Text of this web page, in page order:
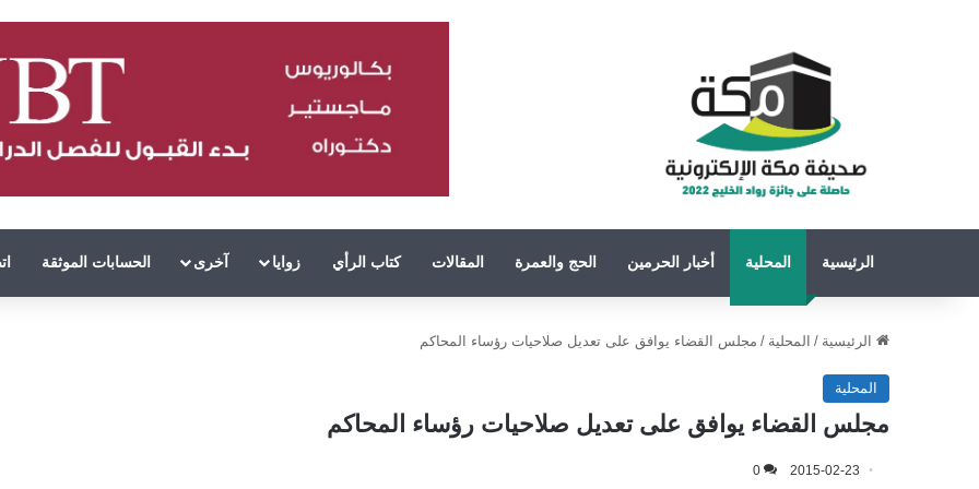
الرئيسية المحلية أخبار الحرمين الحج والعمرة المقالات كتاب الرأي زوايا آخرى الحسابات الموثقة
الرئيسية / المحلية / مجلس القضاء يوافق على تعديل صلاحيات رؤساء المحاكم
المحلية
مجلس القضاء يوافق على تعديل صلاحيات رؤساء المحاكم
2015-02-23
0